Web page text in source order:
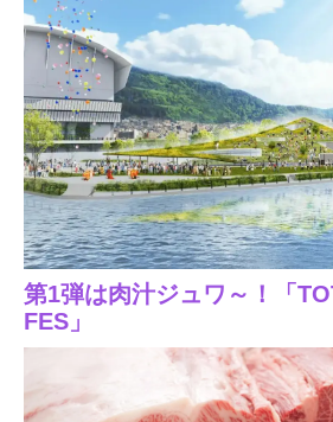
第1弾は肉汁ジュワ～！「
FES」